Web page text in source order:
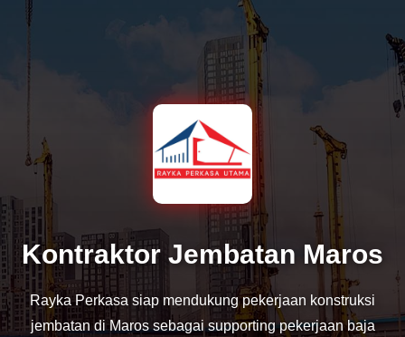
Kontraktor Jembatan Maros
Rayka Perkasa siap mendukung pekerjaan konstruksi
jembatan di Maros sebagai supporting pekerjaan baja